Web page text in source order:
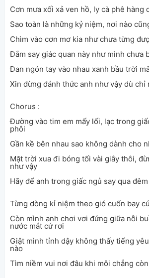
Cơn mưa xối xả ven hồ, ly cà phê hàng
Sao toàn là những kỷ niệm, nơi nào
Chìm vào cơn mơ kia như chưa từng
Đắm say giác quan này như mình chưa
Đan ngón tay vào nhau xanh bầu trời
Xin đừng đánh thức anh như vậy dù chỉ
Chorus :
Đường vào tim em mấy lối, lạc trong
phôi
Gần kề bên nhau sao không dành cho
Mặt trời xua đi bóng tối vài giây thôi,
như vậy
Hãy để anh trong giấc ngủ say qua
Từng dòng kỉ niệm theo gió cuốn bay
Còn mình anh chơi vơi đứng giữa nỗi
nước mắt cứ rơi
Giật mình tỉnh dậy không thấy tiếng
nào
Tìm niềm vui nơi đâu khi môi chẳng